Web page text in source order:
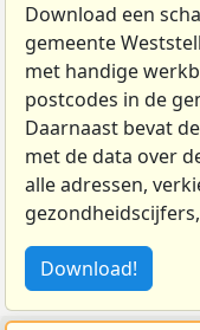
Download een
gemeente
met handige
postcodes in de
Daarnaast bevat
met de data over
alle adressen,
Download!